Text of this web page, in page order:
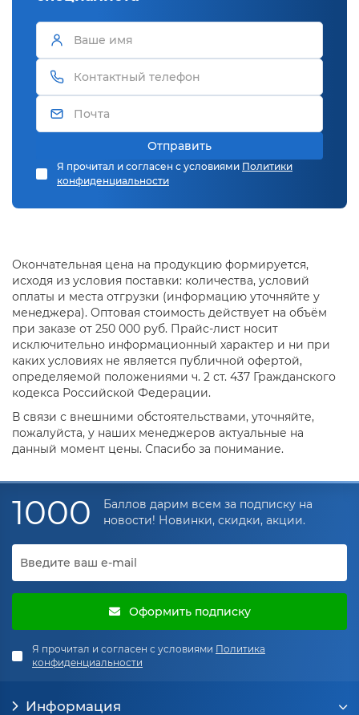
Отправить
Я прочитал и согласен с условиями Политики
конфиденциальности
Окончательная цена на продукцию формируется,
исходя из условия поставки: количества, условий
оплаты и места отгрузки (информацию уточняйте у
менеджера). Оптовая стоимость действует на объём
при заказе от 250 000 руб. Прайс-лист носит
исключительно информационный характер и ни при
каких условиях не является публичной офертой,
определяемой положениями ч. 2 ст. 437 Гражданского
кодекса Российской Федерации.
В связи с внешними обстоятельствами, уточняйте,
пожалуйста, у наших менеджеров актуальные на
данный момент цены. Спасибо за понимание.
1000
Баллов дарим всем за подписку на
новости! Новинки, скидки, акции.
Оформить подписку
Я прочитал и согласен с условиями Политика
конфиденциальности
Информация